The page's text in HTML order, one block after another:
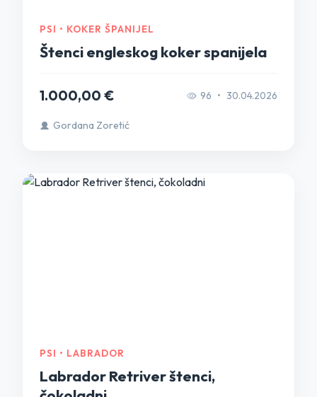
PSI • KOKER ŠPANIJEL
Štenci engleskog koker spanijela
1.000,00 € 96 • 30.04.2026
Gordana Zoretić
PSI • LABRADOR
Labrador Retriver štenci,